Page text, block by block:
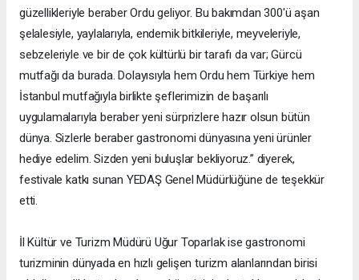
güzellikleriyle beraber Ordu geliyor. Bu bakımdan 300'ü aşan
şelalesiyle, yaylalarıyla, endemik bitkileriyle, meyveleriyle,
sebzeleriyle ve bir de çok kültürlü bir tarafı da var; Gürcü
mutfağı da burada. Dolayısıyla hem Ordu hem Türkiye hem
İstanbul mutfağıyla birlikte şeflerimizin de başarılı
uygulamalarıyla beraber yeni sürprizlere hazır olsun bütün
dünya. Sizlerle beraber gastronomi dünyasına yeni ürünler
hediye edelim. Sizden yeni buluşlar bekliyoruz.” diyerek,
festivale katkı sunan YEDAŞ Genel Müdürlüğüne de teşekkür
etti.
İl Kültür ve Turizm Müdürü Uğur Toparlak ise gastronomi
turizminin dünyada en hızlı gelişen turizm alanlarından birisi